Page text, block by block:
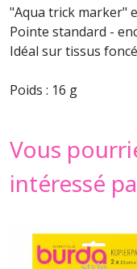
"Aqua trick marker"
Pointe standard -
Idéal sur tissus
Poids : 16 g
Vous
intéressé